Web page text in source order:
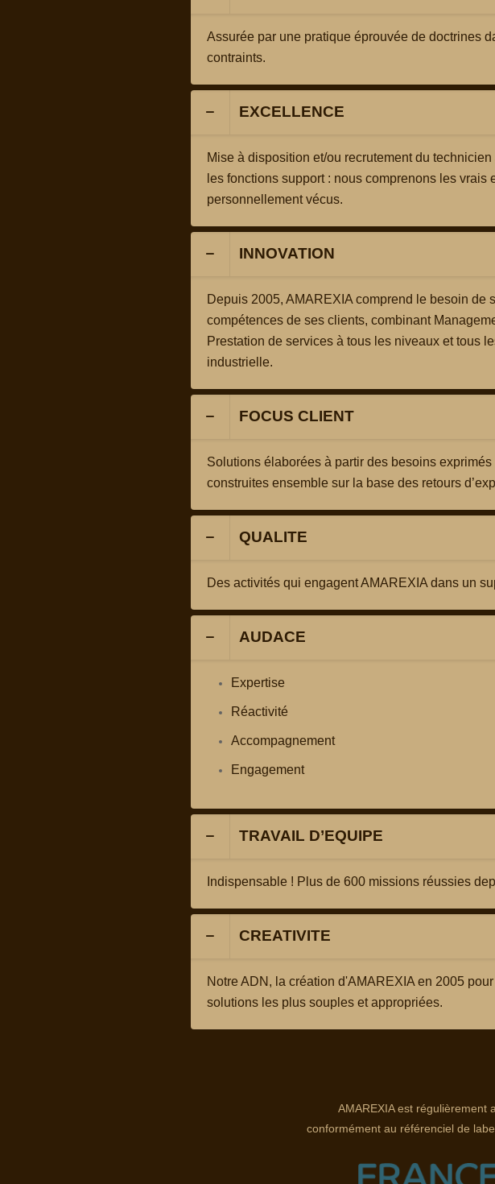
Assurée par une pratique éprouvée de doctrines
contraints.
EXCELLENCE
Mise à disposition et/ou recrutement du
les fonctions support : nous comprenons les
personnellement vécus.
INNOVATION
Depuis 2005, AMAREXIA comprend le besoin de
compétences de ses clients, combinant
Prestation de services à tous les niveaux et tous
industrielle.
FOCUS CLIENT
Solutions élaborées à partir des besoins
construites ensemble sur la base des retours
QUALITE
Des activités qui engagent AMAREXIA dans un
AUDACE
Expertise
Réactivité
Accompagnement
Engagement
TRAVAIL D’EQUIPE
Indispensable ! Plus de 600 missions réussies
CREATIVITE
Notre ADN, la création d'AMAREXIA en 2005
solutions les plus souples et appropriées.
AMAREXIA est régulièrement
conformément au référenciel de